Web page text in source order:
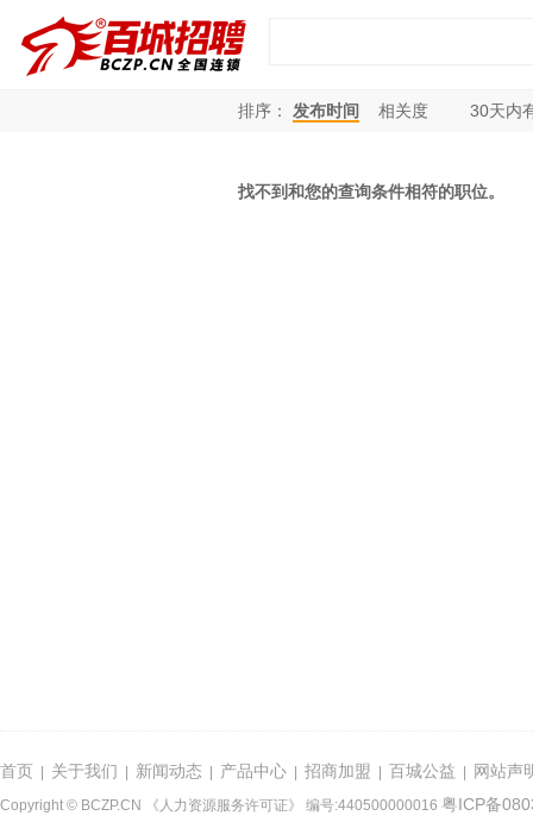
排序： 发布时间 相关度 30天内
找不到和您的查询条件相符的职位。
首页 关于我们 新闻动态 产品中心 招商加盟 百城公益 网站声
Copyright © BCZP.CN 《人力资源服务许可证》 编号:440500000016 粤ICP备